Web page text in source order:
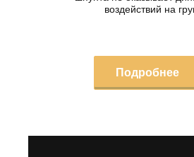
воздействий на
Подробнее